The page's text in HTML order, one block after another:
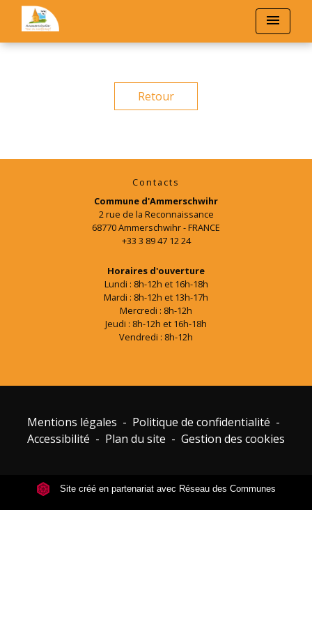
menu
Retour
Contacts
Commune d'Ammerschwihr
2 rue de la Reconnaissance
68770 Ammerschwihr - FRANCE
+33 3 89 47 12 24
Horaires d'ouverture
Lundi : 8h-12h et 16h-18h
Mardi : 8h-12h et 13h-17h
Mercredi : 8h-12h
Jeudi : 8h-12h et 16h-18h
Vendredi : 8h-12h
Mentions légales - Politique de confidentialité -
Accessibilité - Plan du site - Gestion des cookies
Site créé en partenariat avec Réseau des Communes